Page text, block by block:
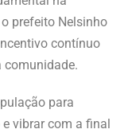
prefeito Nelsinho
contínuo
comunidade.
para
vibrar com a final